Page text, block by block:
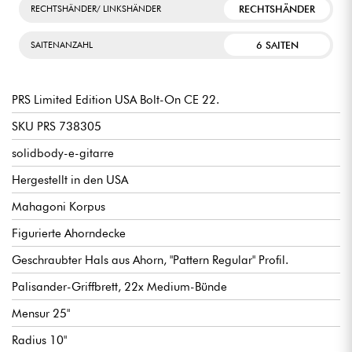
RECHTSHÄNDER/ LINKSHÄNDER RECHTSHÄNDER
SAITENANZAHL 6 SAITEN
PRS Limited Edition USA Bolt-On CE 22.
SKU PRS 738305
solidbody-e-gitarre
Hergestellt in den USA
Mahagoni Korpus
Figurierte Ahorndecke
Geschraubter Hals aus Ahorn, "Pattern Regular" Profil.
Palisander-Griffbrett, 22x Medium-Bünde
Mensur 25"
Radius 10"